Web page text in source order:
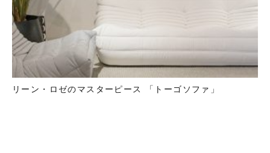
リーン・ロゼのマスターピース 「トーゴソファ」